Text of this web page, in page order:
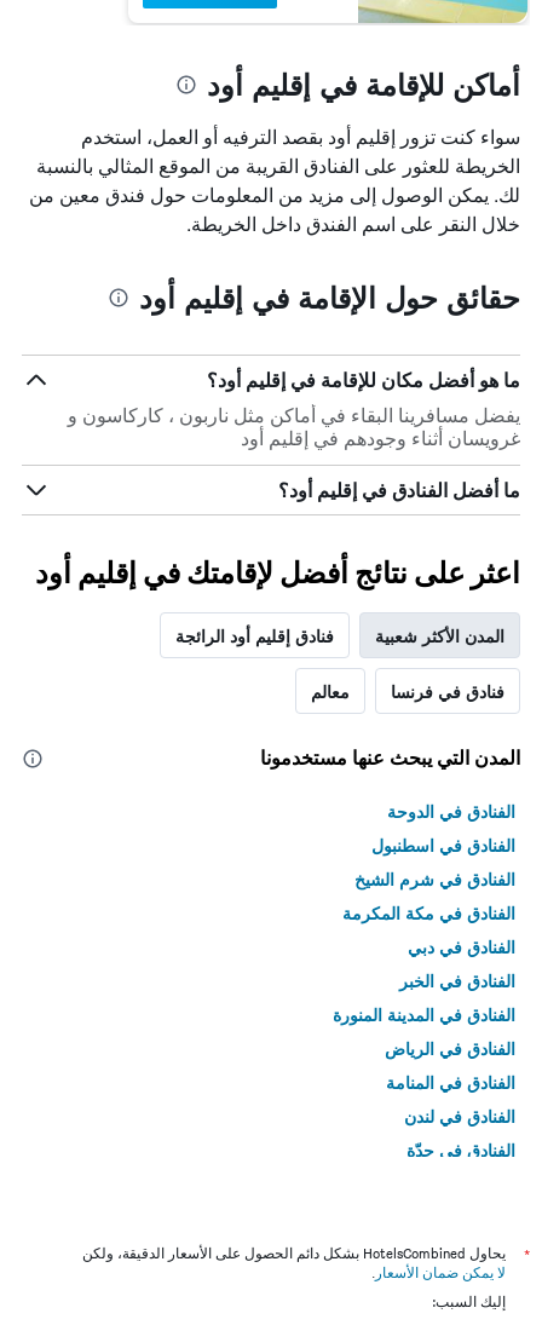
أماكن للإقامة في إقليم أود
سواء كنت تزور إقليم أود بقصد الترفيه أو العمل، استخدم
الخريطة للعثور على الفنادق القريبة من الموقع المثالي بالنسبة
لك. يمكن الوصول إلى مزيد من المعلومات حول فندق معين من
خلال النقر على اسم الفندق داخل الخريطة.
حقائق حول الإقامة في إقليم أود
ما هو أفضل مكان للإقامة في إقليم أود؟
يفضل مسافرينا البقاء في أماكن مثل ناربون ، كاركاسون و
غرويسان أثناء وجودهم في إقليم أود
ما أفضل الفنادق في إقليم أود؟
اعثر على نتائج أفضل لإقامتك في إقليم أود
المدن الأكثر شعبية فنادق إقليم أود الرائجة
فنادق في فرنسا معالم
المدن التي يبحث عنها مستخدمونا
الفنادق في الدوحة
الفنادق في اسطنبول
الفنادق في شرم الشيخ
الفنادق في مكة المكرمة
الفنادق في دبي
الفنادق في الخبر
الفنادق في المدينة المنورة
الفنادق في الرياض
الفنادق في المنامة
الفنادق في لندن
الفنادق في جدّة
*
يحاول HotelsCombined بشكل دائم الحصول على الأسعار الدقيقة، ولكن
لا يمكن ضمان الأسعار .
إليك السبب: